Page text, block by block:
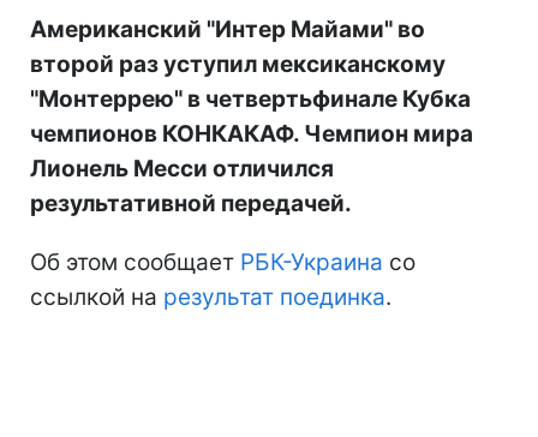
Американский "Интер Майами" во
второй раз уступил мексиканскому
"Монтеррею" в четвертьфинале Кубка
чемпионов КОНКАКАФ. Чемпион мира
Лионель Месси отличился
результативной передачей.
Об этом сообщает РБК-Украина со
ссылкой на результат поединка.